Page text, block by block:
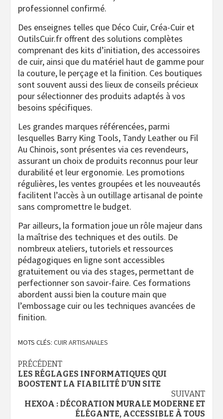
professionnel confirmé.
Des enseignes telles que Déco Cuir, Créa-Cuir et
OutilsCuir.fr offrent des solutions complètes
comprenant des kits d’initiation, des accessoires
de cuir, ainsi que du matériel haut de gamme pour
la couture, le perçage et la finition. Ces boutiques
sont souvent aussi des lieux de conseils précieux
pour sélectionner des produits adaptés à vos
besoins spécifiques.
Les grandes marques référencées, parmi
lesquelles Barry King Tools, Tandy Leather ou Fil
Au Chinois, sont présentes via ces revendeurs,
assurant un choix de produits reconnus pour leur
durabilité et leur ergonomie. Les promotions
régulières, les ventes groupées et les nouveautés
facilitent l’accès à un outillage artisanal de pointe
sans compromettre le budget.
Par ailleurs, la formation joue un rôle majeur dans
la maîtrise des techniques et des outils. De
nombreux ateliers, tutoriels et ressources
pédagogiques en ligne sont accessibles
gratuitement ou via des stages, permettant de
perfectionner son savoir-faire. Ces formations
abordent aussi bien la couture main que
l’embossage cuir ou les techniques avancées de
finition.
MOTS CLÉS: CUIR ARTISANALES
Navigation
d’article
PRÉCÉDENT
LES RÉGLAGES INFORMATIQUES QUI
BOOSTENT LA FIABILITÉ D’UN SITE
SUIVANT
HEXOA : DÉCORATION MURALE MODERNE ET
ÉLÉGANTE, ACCESSIBLE À TOUS